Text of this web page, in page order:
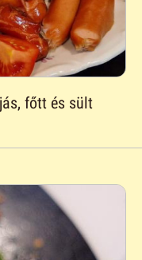
főtt és sült